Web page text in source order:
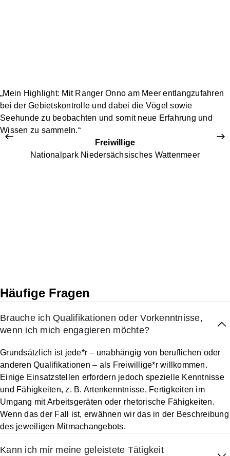
„Mein Highlight: Mit Ranger Onno am Meer entlangzufahren
bei der Gebietskontrolle und dabei die Vögel sowie
Seehunde zu beobachten und somit neue Erfahrung und
Wissen zu sammeln.“
Freiwillige
Nationalpark Niedersächsisches Wattenmeer
Häufige Fragen
Brauche ich Qualifikationen oder Vorkenntnisse,
wenn ich mich engagieren möchte?
Grundsätzlich ist jede*r – unabhängig von beruflichen oder
anderen Qualifikationen – als Freiwillige*r willkommen.
Einige Einsatzstellen erfordern jedoch spezielle Kenntnisse
und Fähigkeiten, z. B. Artenkenntnisse, Fertigkeiten im
Umgang mit Arbeitsgeräten oder rhetorische Fähigkeiten.
Wenn das der Fall ist, erwähnen wir das in der Beschreibung
des jeweiligen Mitmachangebots.
Kann ich mir meine geleistete Tätigkeit